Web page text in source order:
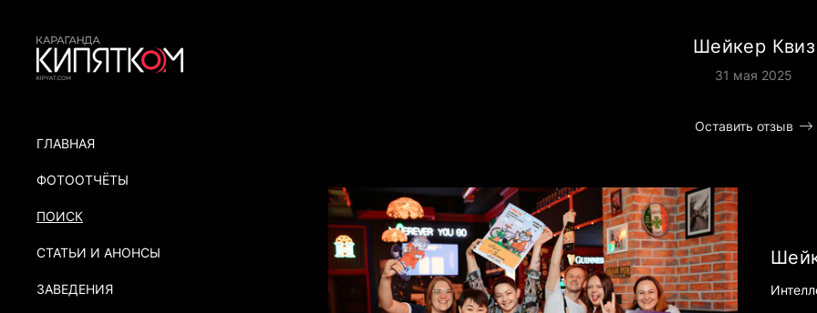
ГЛАВНАЯ
ФОТООТЧЁТЫ
ПОИСК
СТАТЬИ И АНОНСЫ
ЗАВЕДЕНИЯ
Шейкер Квиз
31 мая 2025
Оставить отзыв